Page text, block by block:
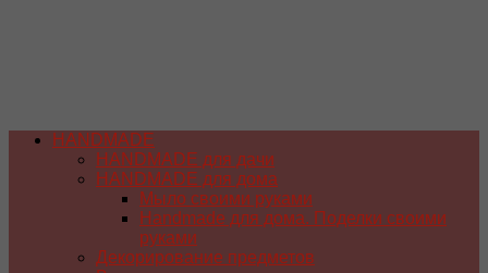
HANDMADE
HANDMADE для дачи
HANDMADE для дома
Мыло своими руками
Handmade для дома. Поделки своими
руками
Декорирование предметов